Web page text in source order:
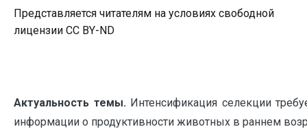
Представляется читателям на условиях свободной
лицензии CC BY-ND
Актуальность темы. Интенсификация селекции
информации о продуктивности животных в раннем